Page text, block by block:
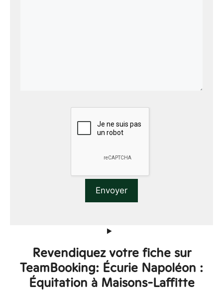
Revendiquez votre fiche sur
TeamBooking: Écurie Napoléon :
Équitation à Maisons-Laffitte